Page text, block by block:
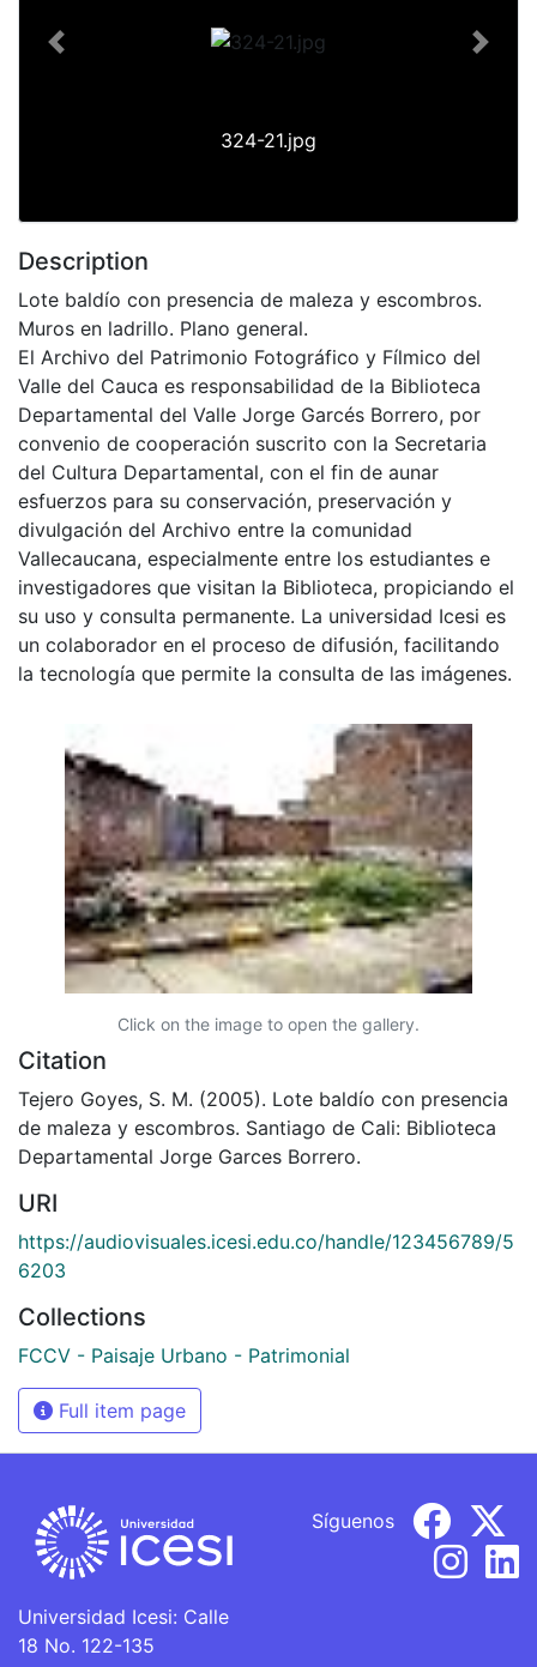
324-21.jpg
Previous Next
Description
Lote baldío con presencia de maleza y escombros.
Muros en ladrillo. Plano general.
El Archivo del Patrimonio Fotográfico y Fílmico del
Valle del Cauca es responsabilidad de la Biblioteca
Departamental del Valle Jorge Garcés Borrero, por
convenio de cooperación suscrito con la Secretaria
del Cultura Departamental, con el fin de aunar
esfuerzos para su conservación, preservación y
divulgación del Archivo entre la comunidad
Vallecaucana, especialmente entre los estudiantes e
investigadores que visitan la Biblioteca, propiciando el
su uso y consulta permanente. La universidad Icesi es
un colaborador en el proceso de difusión, facilitando
la tecnología que permite la consulta de las imágenes.
Click on the image to open the gallery.
Citation
Tejero Goyes, S. M. (2005). Lote baldío con presencia
de maleza y escombros. Santiago de Cali: Biblioteca
Departamental Jorge Garces Borrero.
URI
https://audiovisuales.icesi.edu.co/handle/123456789/5
6203
Collections
FCCV - Paisaje Urbano - Patrimonial
Full item page
Universidad Icesi: Calle
18 No. 122-135
Síguenos